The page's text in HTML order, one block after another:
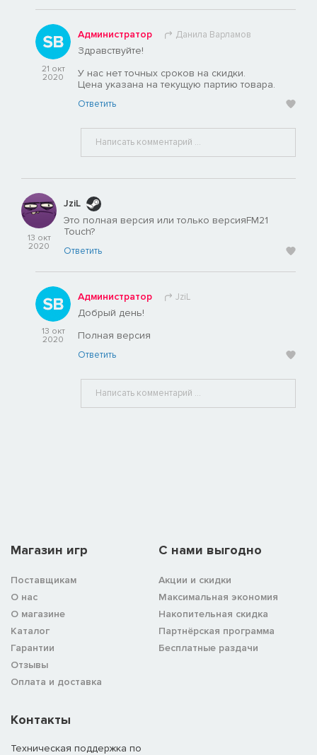
21 окт
2020
Администратор Данила Варламов
Здравствуйте!
У нас нет точных сроков на скидки.
Цена указана на текущую партию товара.
Ответить
13 окт
2020
JziL
Это полная версия или только версияFM21
Touch?
Ответить
13 окт
2020
Администратор JziL
Добрый день!
Полная версия
Ответить
Магазин игр
Поставщикам
О нас
О магазине
Каталог
Гарантии
Отзывы
Оплата и доставка
C нами выгодно
Акции и скидки
Максимальная экономия
Накопительная скидка
Партнёрская программа
Бесплатные раздачи
Контакты
Техническая поддержка по